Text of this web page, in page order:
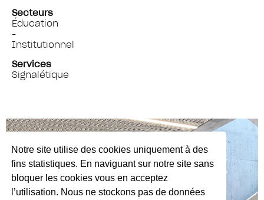
Notre site utilise des cookies uniquement à des
fins statistiques. En naviguant sur notre site sans
bloquer les cookies vous en acceptez
l’utilisation. Nous ne stockons pas de données
Secteurs
Éducation
-
Institutionnel
Services
Signalétique